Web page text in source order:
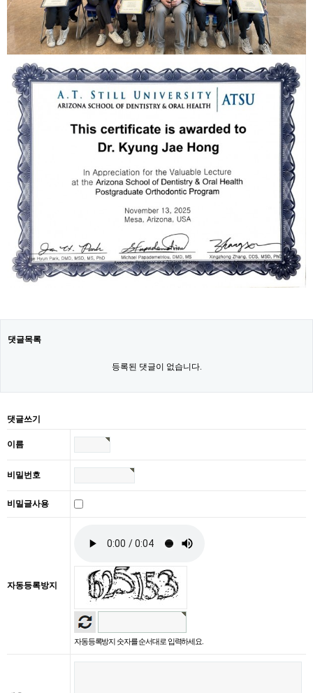
댓글목록
등록된 댓글이 없습니다.
댓글쓰기
이름
비밀번호
비밀글사용
자동등록방지
자동등록방지 숫자를 순서대로 입력하세요.